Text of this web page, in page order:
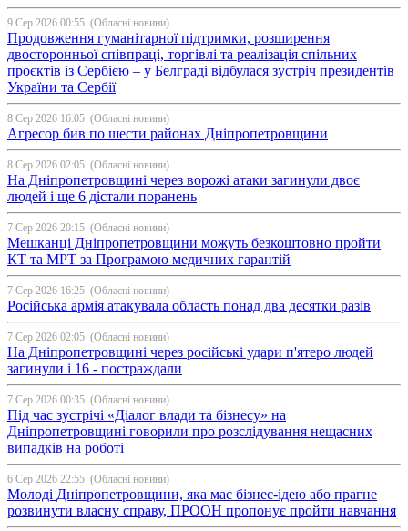
9 Сер 2026 00:55 (Обласні новини)
Продовження гуманітарної підтримки, розширення
двосторонньої співпраці, торгівлі та реалізація спільних
проєктів із Сербією – у Белграді відбулася зустріч президентів
України та Сербії
8 Сер 2026 16:05 (Обласні новини)
Агресор бив по шести районах Дніпропетровщини
8 Сер 2026 02:05 (Обласні новини)
На Дніпропетровщині через ворожі атаки загинули двоє
людей і ще 6 дістали поранень
7 Сер 2026 20:15 (Обласні новини)
Мешканці Дніпропетровщини можуть безкоштовно пройти
КТ та МРТ за Програмою медичних гарантій
7 Сер 2026 16:25 (Обласні новини)
Російська армія атакувала область понад два десятки разів
7 Сер 2026 02:05 (Обласні новини)
На Дніпропетровщині через російські удари п'ятеро людей
загинули і 16 - постраждали
7 Сер 2026 00:35 (Обласні новини)
Під час зустрічі «Діалог влади та бізнесу» на
Дніпропетровщині говорили про розслідування нещасних
випадків на роботі
6 Сер 2026 22:55 (Обласні новини)
Молоді Дніпропетровщини, яка має бізнес-ідею або прагне
розвинути власну справу, ПРООН пропонує пройти навчання